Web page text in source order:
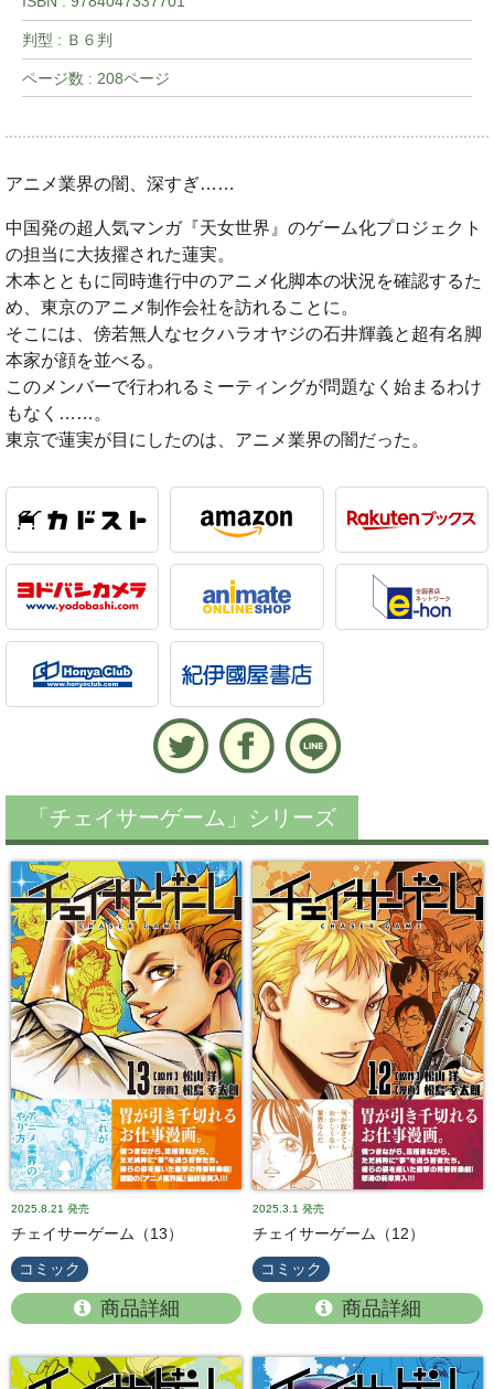
判型 : Ｂ６判
ページ数 : 208ページ
アニメ業界の闇、深すぎ……
中国発の超人気マンガ『天女世界』のゲーム化プロジェクト
の担当に大抜擢された蓮実。
木本とともに同時進行中のアニメ化脚本の状況を確認するた
め、東京のアニメ制作会社を訪れることに。
そこには、傍若無人なセクハラオヤジの石井輝義と超有名脚
本家が顔を並べる。
このメンバーで行われるミーティングが問題なく始まるわけ
もなく……。
東京で蓮実が目にしたのは、アニメ業界の闇だった。
「チェイサーゲーム」シリーズ
2025.8.21 発売
チェイサーゲーム（13）
コミック
商品詳細
2025.3.1 発売
チェイサーゲーム（12）
コミック
商品詳細